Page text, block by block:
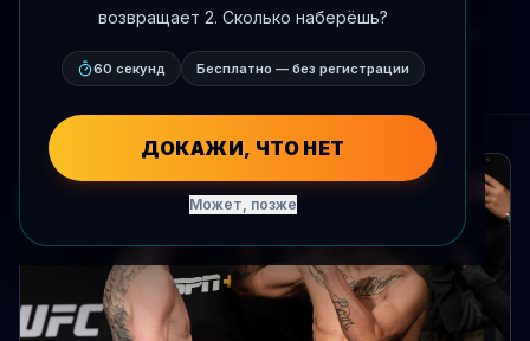
AgentMMA.com
возвращает 2. Сколько наберёшь?
60 секунд Бесплатно — без регистрации
ДОКАЖИ, ЧТО НЕТ
Может, позже